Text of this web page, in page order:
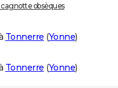
obsèques
Tonnerre (Yonne)
Tonnerre (Yonne)